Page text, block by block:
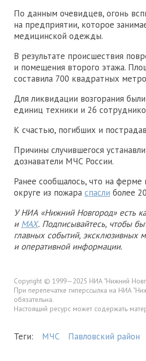
По данным очевидцев, огонь
на предприятии, которое
медицинской одежды.
В результате происшествия
и помещения второго этажа.
составила 700 квадратных
Для ликвидации возгорания
единиц техники и 26
К счастью, погибших и
Причины случившегося
дознаватели МЧС России.
Ранее сообщалось, что на
округе из пожара спасли более
У НИА «Нижний Новгород» есть
и MAX. Подписывайтесь, чтобы
главных событий, эксклюзивных
и оперативной информации.
Copyright © 1999—2025 НИА "Нижний
При перепечатке гиперссылка на НИА
обязательна.
Настоящий ресурс может содержать
Теги: МЧС Павловский район